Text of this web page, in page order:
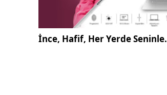
İnce, Hafif, Her Yerde Seninle.